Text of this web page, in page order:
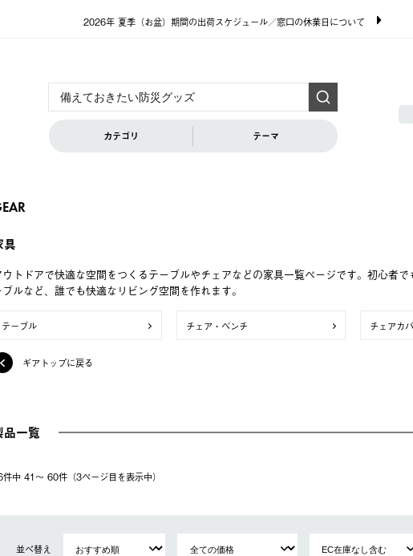
2026年 夏季（お盆）期間の出荷スケジュール／窓口の休業日について
カテゴリ テーマ
具
ウトドアで快適な空間をつくるテーブルやチェアなどの家具一覧ページです。初心者
ブルなど、誰でも快適なリビング空間を作れます。
テーブル チェア・ベンチ チェアカ
ギアトップに戻る
品一覧
中 41〜 60件（3ページ⽬を表⽰中）
並べ替え